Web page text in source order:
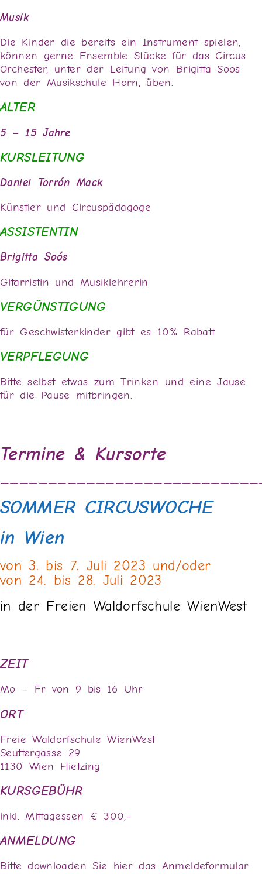
Musik
Die Kinder die bereits ein Instrument spielen,
können gerne Ensemble Stücke für das Circus
Orchester, unter der Leitung von Brigitta Soos
von der Musikschule Horn, üben.
ALTER
5 – 15 Jahre
KURSLEITUNG
Daniel Torrón Mack
Künstler und Circuspädagoge
ASSISTENTIN
Brigitta Soós
Gitarristin und Musiklehrerin
VERGÜNSTIGUNG
für Geschwisterkinder gibt es 10% Rabatt
VERPFLEGUNG
Bitte selbst etwas zum Trinken und eine Jause
für die Pause mitbringen.
Termine & Kursorte
SOMMER CIRCUSWOCHE
in Wien
von 3. bis 7. Juli 2023 und/oder
von 24. bis 28. Juli 2023
in der Freien Waldorfschule WienWest
ZEIT
Mo – Fr von 9 bis 16 Uhr
ORT
Freie Waldorfschule WienWest
Seuttergasse 29
1130 Wien Hietzing
KURSGEBÜHR
inkl. Mittagessen € 300,-
ANMELDUNG
Bitte downloaden Sie hier das Anmeldeformular